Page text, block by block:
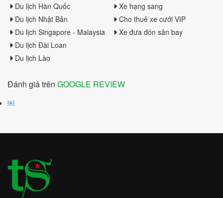
Du lịch Hàn Quốc
Du lịch Nhật Bản
Du lịch Singapore - Malaysia
Du lịch Đài Loan
Du lịch Lào
Xe hạng sang
Cho thuê xe cưới VIP
Xe đưa đón sân bay
Đánh giá trên GOOGLE REVIEW
￼